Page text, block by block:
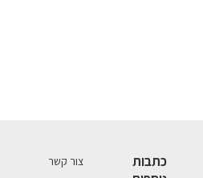
כתבות
צור קשר